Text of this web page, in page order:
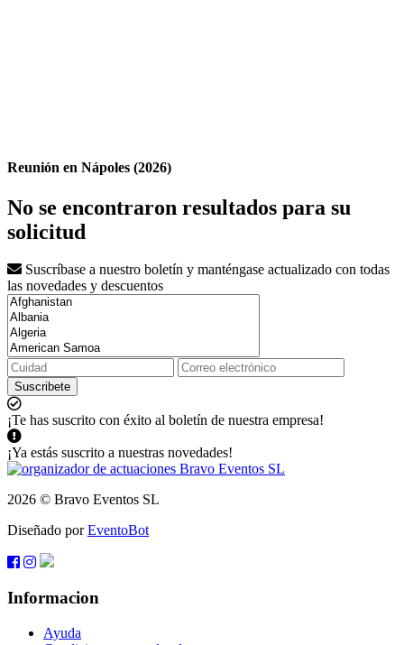
Reunión en Nápoles (2026)
No se encontraron resultados para su
solicitud
Suscríbase a nuestro boletín y manténgase actualizado con todas
las novedades y descuentos
Suscribete
¡Te has suscrito con éxito al boletín de nuestra empresa!
¡Ya estás suscrito a nuestras novedades!
2026 © Bravo Eventos SL
Diseñado porEventoBot
Informacion
Ayuda